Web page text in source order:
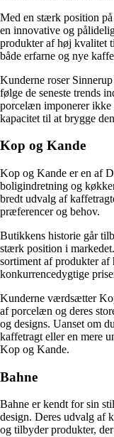
Med en stærk position
en innovative og
produkter af høj kvalitet
både erfarne og nye
Kunderne roser
følge de seneste trends
porcelæn imponerer ikke
kapacitet til at brygge
Kop og Kande
Kop og Kande er en af
boligindretning og
bredt udvalg af
præferencer og behov.
Butikkens historie går
stærk position i
sortiment af produkter
konkurrencedygtige
Kunderne værdsætter
af porcelæn og deres
og designs. Uanset om
kaffetragt eller en mere
Kop og Kande.
Bahne
Bahne er kendt for sin
design. Deres udvalg af
og tilbyder produkter,